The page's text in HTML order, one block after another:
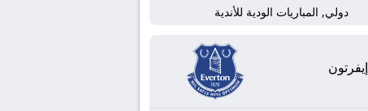
دولي, المباريات الودية للأندية
إيفرتون